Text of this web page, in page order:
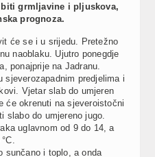
grmljavine i pljuskova,
prognoza.
će se i u srijedu. Pretežno
naoblaku. Ujutro ponegdje
ponajprije na Jadranu.
sjeverozapadnim predjelima i
Vjetar slab do umjeren
će okrenuti na sjeveroistočni
slabo do umjereno jugo.
uglavnom od 9 do 14, a
sunčano i toplo, a onda